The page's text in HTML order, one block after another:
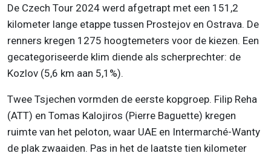
De Czech Tour 2024 werd afgetrapt met een 151,2
kilometer lange etappe tussen Prostejov en Ostrava. De
renners kregen 1275 hoogtemeters voor de kiezen. Een
gecategoriseerde klim diende als scherprechter: de
Kozlov (5,6 km aan 5,1%).
Twee Tsjechen vormden de eerste kopgroep. Filip Reha
(ATT) en Tomas Kalojiros (Pierre Baguette) kregen
ruimte van het peloton, waar UAE en Intermarché-Wanty
de plak zwaaiden. Pas in het de laatste tien kilometer